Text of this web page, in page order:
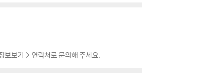
보보기 > 연락처로 문의해 주세요.